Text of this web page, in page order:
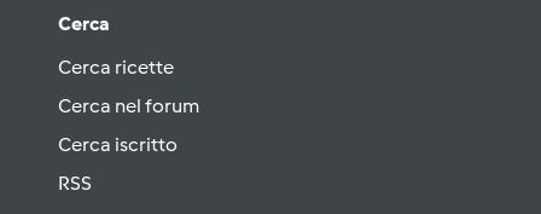
Cerca
Cerca ricette
Cerca nel forum
Cerca iscritto
RSS